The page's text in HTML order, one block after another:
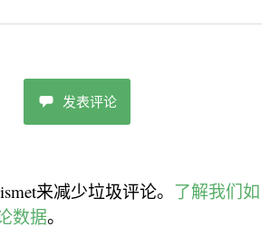
发表评论
来减少垃圾评论。 了解我们如
数据。